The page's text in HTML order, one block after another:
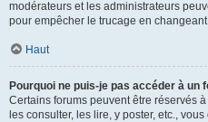
modérateurs et les administrateurs
pour empêcher le trucage en
Haut
Pourquoi ne puis-je pas accéder à un
Certains forums peuvent être réservés
les consulter, les lire, y poster, etc.,